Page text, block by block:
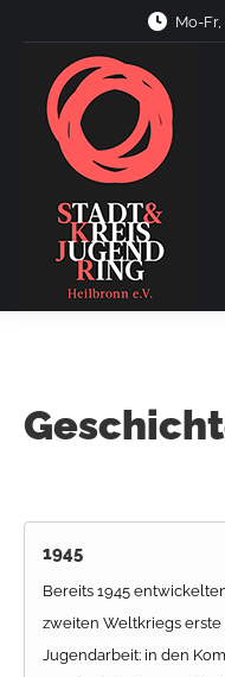
Mo-Fr,
1945
Bereits 1945
zweiten Weltkriegs
Jugendarbeit: in den